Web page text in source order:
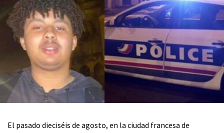
El pasado dieciséis de agosto, en la ciudad francesa de